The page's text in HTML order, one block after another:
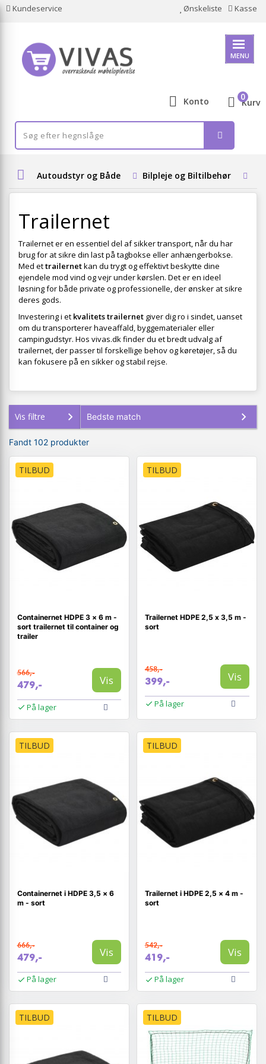
Kundeservice Ønskeliste Kasse
MENU
Konto Kurv
0
Autoudstyr og Både Bilpleje og Biltilbehør
Trailernet
Trailernet er en essentiel del af sikker transport, når du har
brug for at sikre din last på tagbokse eller anhængerbokse.
Med ettrailernetkan du trygt og effektivt beskytte dine
ejendele mod vind og vejr under kørslen. Det er en ideel
løsning for både private og professionelle, der ønsker at sikre
deres gods.
Investering i et kvalitets trailernet giver dig ro i sindet, uanset
om du transporterer haveaffald, byggematerialer eller
campingudstyr. Hos vivas.dk finder du et bredt udvalg af
trailernet, der passer til forskellige behov og køretøjer, så du
kan fokusere på en sikker og stabil rejse.
Vis filtre
Fandt 102 produkter
TILBUD
Containernet HDPE 3 × 6 m -
sort trailernet til container og
trailer
566,-
479,- Vis
På lager
TILBUD
Trailernet HDPE 2,5 x 3,5 m -
sort
458,-
399,- Vis
På lager
TILBUD
Containernet i HDPE 3,5 × 6
m - sort
666,-
479,- Vis
På lager
TILBUD
Trailernet i HDPE 2,5 × 4 m -
sort
542,-
419,- Vis
På lager
TILBUD TILBUD